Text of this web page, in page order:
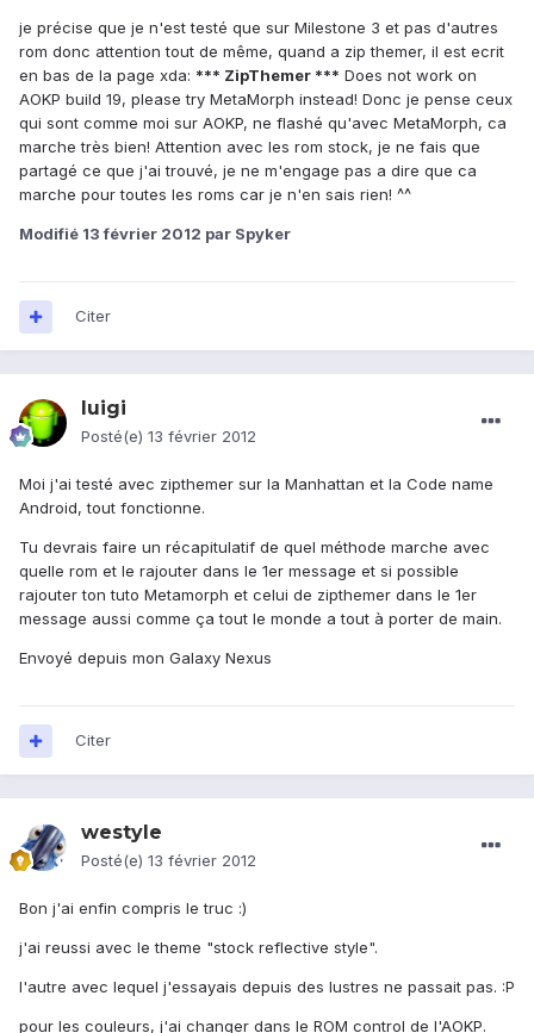
je précise que je n'est testé que sur Milestone 3 et pas d'autres
rom donc attention tout de même, quand a zip themer, il est ecrit
en bas de la page xda: *** ZipThemer *** Does not work on
AOKP build 19, please try MetaMorph instead! Donc je pense ceux
qui sont comme moi sur AOKP, ne flashé qu'avec MetaMorph, ca
marche très bien! Attention avec les rom stock, je ne fais que
partagé ce que j'ai trouvé, je ne m'engage pas a dire que ca
marche pour toutes les roms car je n'en sais rien! ^^
Modifié 13 février 2012 par Spyker
Citer
luigi
Posté(e) 13 février 2012
Moi j'ai testé avec zipthemer sur la Manhattan et la Code name
Android, tout fonctionne.
Tu devrais faire un récapitulatif de quel méthode marche avec
quelle rom et le rajouter dans le 1er message et si possible
rajouter ton tuto Metamorph et celui de zipthemer dans le 1er
message aussi comme ça tout le monde a tout à porter de main.
Envoyé depuis mon Galaxy Nexus
Citer
westyle
Posté(e) 13 février 2012
Bon j'ai enfin compris le truc :)
j'ai reussi avec le theme "stock reflective style".
l'autre avec lequel j'essayais depuis des lustres ne passait pas. :P
pour les couleurs, j'ai changer dans le ROM control de l'AOKP.